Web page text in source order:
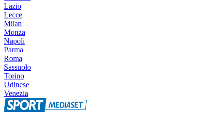
Lazio
Lecce
Milan
Monza
Napoli
Parma
Roma
Sassuolo
Torino
Udinese
Venezia